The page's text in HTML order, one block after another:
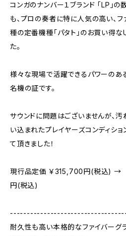
コンガのナンバー１ブランド 「LP」
も、プロの奏者に特に人気の高い、
種の定番機種「パタト」のお買い得
た。
様々な現場で活躍できるパワーのあ
名機の証です。
サウンドに問題はございませんが、
い込まれたプレイヤーズコンディショ
て頂きました！
現行品定価 ￥315,700円(税込)
円(税込)
耐久性も高い本格的なファイバーグ